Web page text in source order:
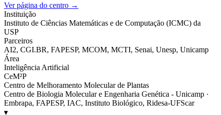
Ver página do centro →
Instituição
Instituto de Ciências Matemáticas e de Computação (ICMC) da
USP
Parceiros
AI2, CGI.BR, FAPESP, MCOM, MCTI, Senai, Unesp, Unicamp
Área
Inteligência Artificial
CeM²P
Centro de Melhoramento Molecular de Plantas
Centro de Biologia Molecular e Engenharia Genética - Unicamp ·
Embrapa, FAPESP, IAC, Instituto Biológico, Ridesa-UFScar
▾